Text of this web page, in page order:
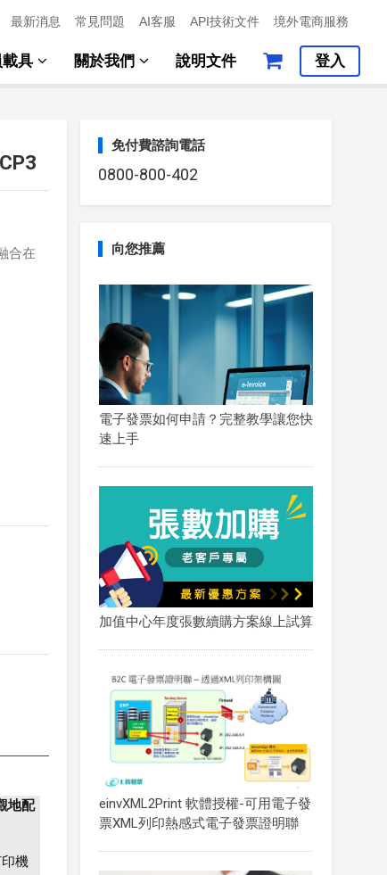
最新消息 常見問題 AI客服 API技術文件 境外電商服務
具 關於我們 說明文件 登入
合在
地配
機
免付費諮詢電話
0800-800-402
向您推薦
電子發票如何申請？完整教學讓您快
速上手
加值中心年度張數續購方案線上試算
einvXML2Print 軟體授權-可用電子發
票XML列印熱感式電子發票證明聯